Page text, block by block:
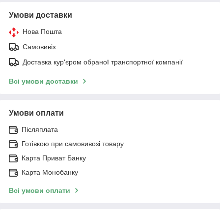
Умови доставки
Нова Пошта
Самовивіз
Доставка кур'єром обраної транспортної компанії
Всі умови доставки
Умови оплати
Післяплата
Готівкою при самовивозі товару
Карта Приват Банку
Карта Монобанку
Всі умови оплати